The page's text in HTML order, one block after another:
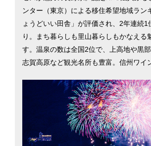
ンター（東京）による移住希望地域ラン
ょうどいい田舎」が評価され、2年連続1
り。まち暮らしも里山暮らしもかなえる
す。温泉の数は全国2位で、上高地や黒
志賀高原など観光名所も豊富。信州ワイ
は安心して子どもを産み、育てられるよ
育料を減免。女性の就業率全国 2位や高
本一（2015年）など誰にでも居場所があ
めています。長野市と松本市を中心に、
を検討するのに役立つ情報を掲載してい